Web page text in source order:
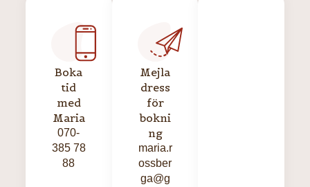
Boka
tid
med
Maria
070-
385 78
88
Mejla
dress
för
bokni
ng
maria.r
ossber
ga@g